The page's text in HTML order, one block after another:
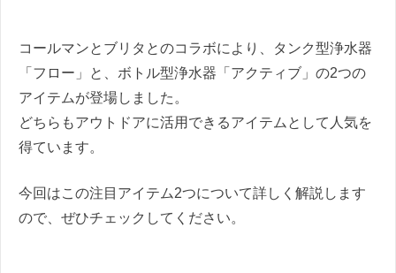
コールマンとブリタとのコラボにより、タンク型浄水器
「フロー」と、ボトル型浄水器「アクティブ」の2つの
アイテムが登場しました。
どちらもアウトドアに活用できるアイテムとして人気を
得ています。
今回はこの注目アイテム2つについて詳しく解説します
ので、ぜひチェックしてください。